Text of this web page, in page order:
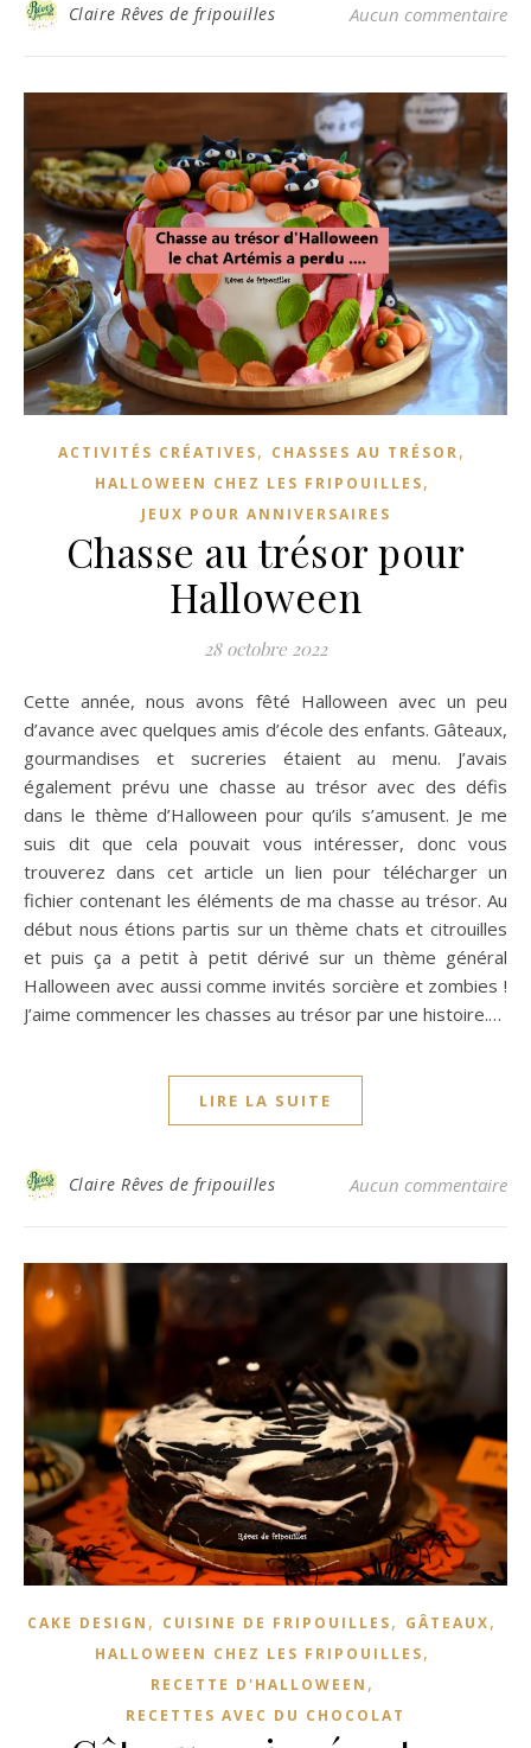
Claire Rêves de fripouilles Aucun commentaire
ACTIVITÉS CRÉATIVES, CHASSES AU TRÉSOR,
HALLOWEEN CHEZ LES FRIPOUILLES,
JEUX POUR ANNIVERSAIRES
Chasse au trésor pour
Halloween
28 octobre 2022
Cette année, nous avons fêté Halloween avec un peu
d’avance avec quelques amis d’école des enfants. Gâteaux,
gourmandises et sucreries étaient au menu. J’avais
également prévu une chasse au trésor avec des défis
dans le thème d’Halloween pour qu’ils s’amusent. Je me
suis dit que cela pouvait vous intéresser, donc vous
trouverez dans cet article un lien pour télécharger un
fichier contenant les éléments de ma chasse au trésor. Au
début nous étions partis sur un thème chats et citrouilles
et puis ça a petit à petit dérivé sur un thème général
Halloween avec aussi comme invités sorcière et zombies !
J’aime commencer les chasses au trésor par une histoire.…
LIRE LA SUITE
Claire Rêves de fripouilles Aucun commentaire
CAKE DESIGN , CUISINE DE FRIPOUILLES, GÂTEAUX,
HALLOWEEN CHEZ LES FRIPOUILLES,
RECETTE D'HALLOWEEN ,
RECETTES AVEC DU CHOCOLAT